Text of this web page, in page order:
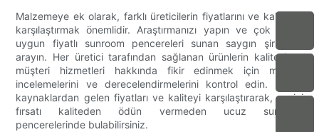
Malzemeye ek olarak, farklı üreticilerin fiyatlarını ve kalitesini
karşılaştırmak önemlidir. Araştırmanızı yapın ve çok çeşitli
uygun fiyatlı sunroom pencereleri sunan saygın şirketleri
arayın. Her üretici tarafından sağlanan ürünlerin kalitesi ve
müşteri hizmetleri hakkında fikir edinmek için müşteri
incelemelerini ve derecelendirmelerini kontrol edin. Çeşitli
kaynaklardan gelen fiyatları ve kaliteyi karşılaştırarak, en iyi
fırsatı kaliteden ödün vermeden ucuz sunroom
pencerelerinde bulabilirsiniz.